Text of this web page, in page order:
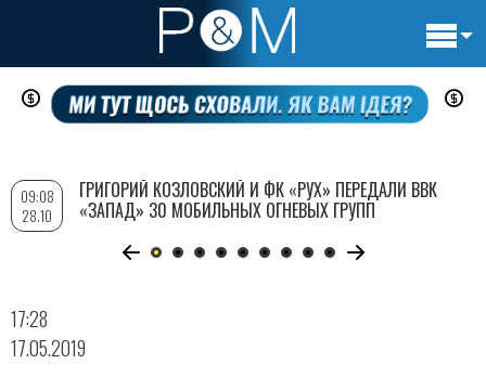
Перейти
содержанию
17:28
17.05.2019
09:08
28.10
ГРИГОРИЙ КОЗЛОВСКИЙ И ФК «РУХ» ПЕРЕДАЛИ ВВК
«ЗАПАД» 30 МОБИЛЬНЫХ ОГНЕВЫХ ГРУПП